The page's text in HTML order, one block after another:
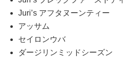
Juri’s アフタヌーンティー
アッサム
セイロンウバ
ダージリンミッドシーズン